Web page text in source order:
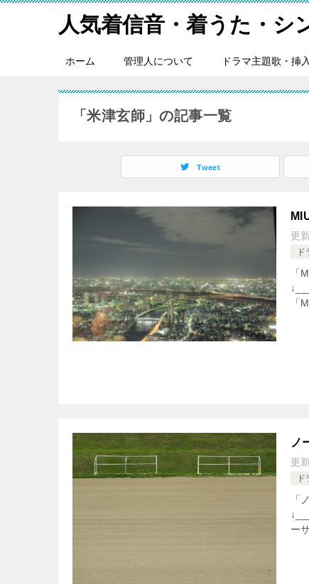
人気着信音・着うた・シ
ホーム 管理人について ドラマ主題歌・挿
「米津玄師」の記事一覧
Tweet
更
「
「
ノ
更
「
ー